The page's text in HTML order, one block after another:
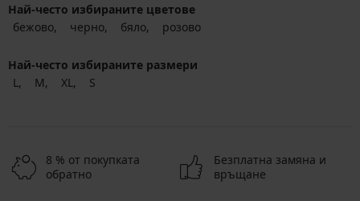
Най-често избираните цветове
бежово
черно бяло розово
Най-често избираните размери
L
M XL S
8 % от покупката
обратно
Безплатна замяна и
връщане